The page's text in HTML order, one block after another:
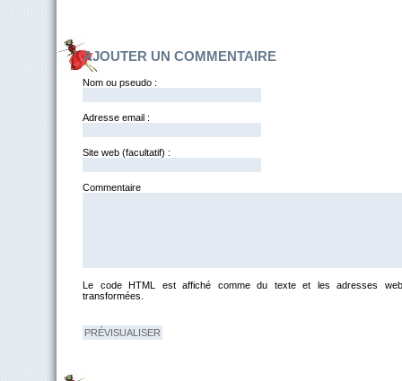
AJOUTER UN COMMENTAIRE
Nom ou pseudo :
Adresse email :
Site web (facultatif) :
Le code HTML est affiché comme du texte et les adresses web
transformées.